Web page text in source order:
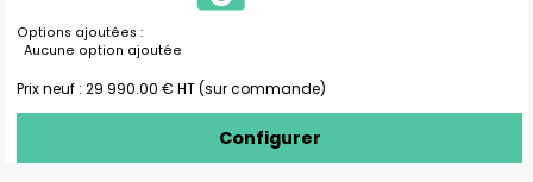
Options ajoutées :
Aucune option ajoutée
Prix neuf :29 990.00 € HT (sur commande)
Configurer